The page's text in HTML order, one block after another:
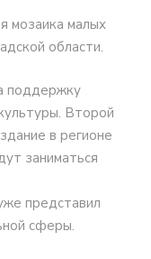
мозаика малых
области.
поддержку
Второй
в регионе
заниматься
представил
сферы.